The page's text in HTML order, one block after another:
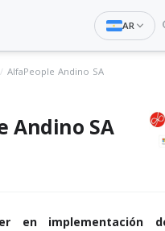
AR
AlfaPeople Andino SA
Andino SA
en implementación